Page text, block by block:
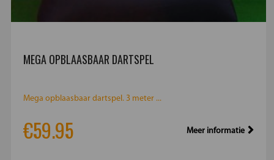
MEGA OPBLAASBAAR DARTSPEL
Mega opblaasbaar dartspel. 3 meter ...
€59.95 Meer informatie